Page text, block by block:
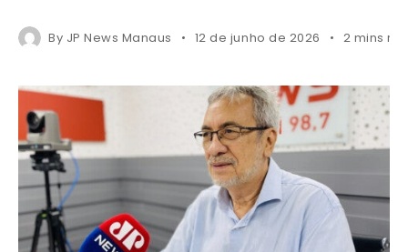
By JP News Manaus 12 de junho de 2026 2 mins